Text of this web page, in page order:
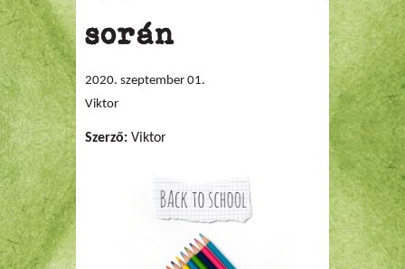
során
2020. szeptember 01.
Viktor
Szerző: Viktor